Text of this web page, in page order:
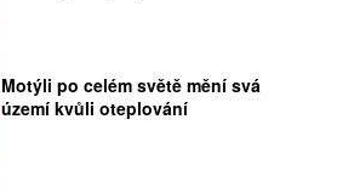
Motýli po celém světě mění svá
území kvůli oteplování